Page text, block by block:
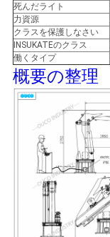
地
図
死んだライト
力資源
クラスを保護しなさい
INSUKATEのクラス
働くタイプ
概要の整理